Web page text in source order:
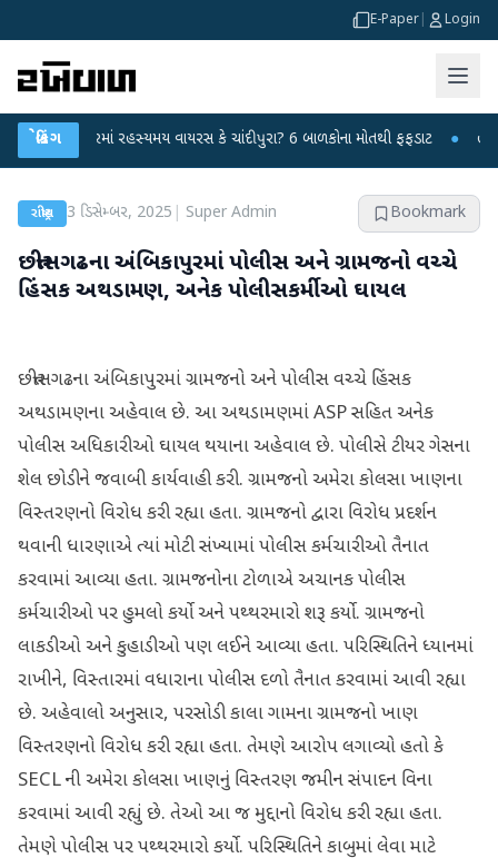
E-Paper Login
બ્રેકિંગરહસ્યમય વાયરસ કે ચાંદીપુરા? 6 બાળકોના મોતથી ફફડાટ ● હવામાન
રાષ્ટ્રીય 3 ડિસેમ્બર, 2025 Super Admin Bookmark
છત્તીસગઢના અંબિકાપુરમાં પોલીસ અને ગ્રામજનો વચ્ચે
હિંસક અથડામણ, અનેક પોલીસકર્મીઓ ઘાયલ
છત્તીસગઢના અંબિકાપુરમાં ગ્રામજનો અને પોલીસ વચ્ચે હિંસક
અથડામણના અહેવાલ છે. આ અથડામણમાં ASP સહિત અનેક
પોલીસ અધિકારીઓ ઘાયલ થયાના અહેવાલ છે. પોલીસે ટીયર ગેસના
શેલ છોડીને જવાબી કાર્યવાહી કરી. ગ્રામજનો અમેરા કોલસા ખાણના
વિસ્તરણનો વિરોધ કરી રહ્યા હતા. ગ્રામજનો દ્વારા વિરોધ પ્રદર્શન
થવાની ધારણાએ ત્યાં મોટી સંખ્યામાં પોલીસ કર્મચારીઓ તૈનાત
કરવામાં આવ્યા હતા. ગ્રામજનોના ટોળાએ અચાનક પોલીસ
કર્મચારીઓ પર હુમલો કર્યો અને પથ્થરમારો શરૂ કર્યો. ગ્રામજનો
લાકડીઓ અને કુહાડીઓ પણ લઈને આવ્યા હતા. પરિસ્થિતિને ધ્યાનમાં
રાખીને, વિસ્તારમાં વધારાના પોલીસ દળો તૈનાત કરવામાં આવી રહ્યા
છે. અહેવાલો અનુસાર, પરસોડી કાલા ગામના ગ્રામજનો ખાણ
વિસ્તરણનો વિરોધ કરી રહ્યા હતા. તેમણે આરોપ લગાવ્યો હતો કે
SECL ની અમેરા કોલસા ખાણનું વિસ્તરણ જમીન સંપાદન વિના
કરવામાં આવી રહ્યું છે. તેઓ આ જ મુદ્દાનો વિરોધ કરી રહ્યા હતા.
તેમણે પોલીસ પર પથ્થરમારો કર્યો. પરિસ્થિતિને કાબુમાં લેવા માટે